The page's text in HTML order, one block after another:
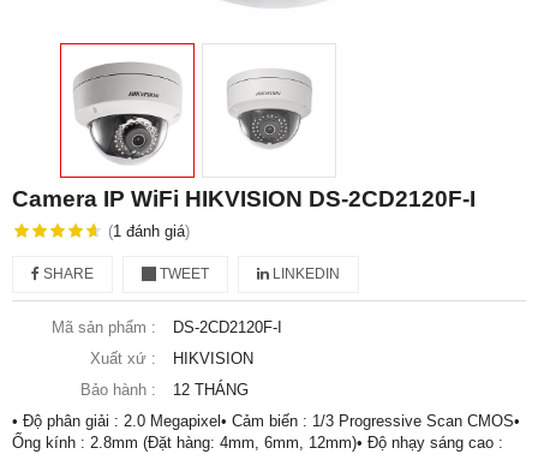
Camera IP WiFi HIKVISION DS-2CD2120F-I
(1 đánh giá)
SHARE TWEET LINKEDIN
Mã sản phẩm :
DS-2CD2120F-I
Xuất xứ :
HIKVISION
Bảo hành :
12 THÁNG
• Độ phân giải : 2.0 Megapixel• Cảm biến : 1/3 Progressive Scan CMOS•
Ống kính : 2.8mm (Đặt hàng: 4mm, 6mm, 12mm)• Độ nhạy sáng cao :